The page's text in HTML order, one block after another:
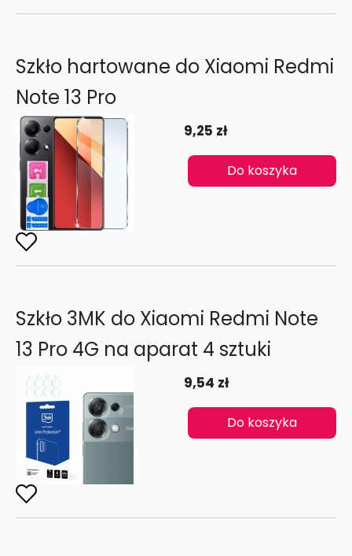
Szkło hartowane do Xiaomi Redmi
Note 13 Pro
9,25 zł
Do koszyka
Szkło 3MK do Xiaomi Redmi Note
13 Pro 4G na aparat 4 sztuki
9,54 zł
Do koszyka